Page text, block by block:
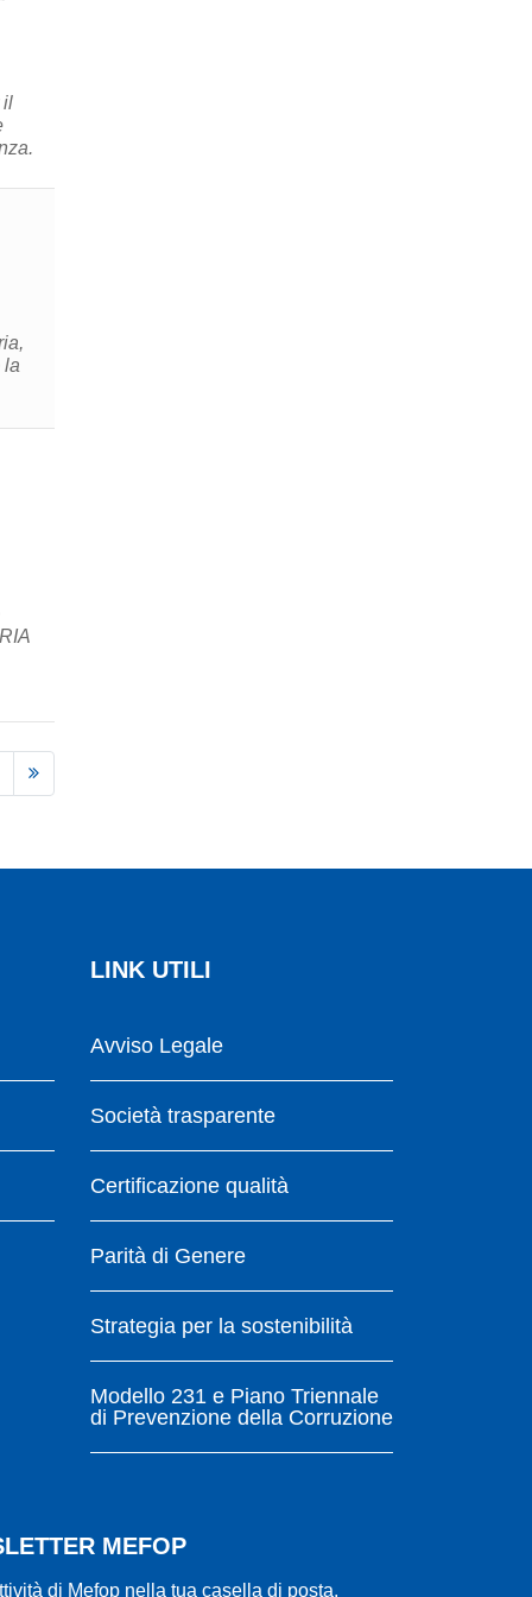
il
la
LINK UTILI
Avviso Legale
Società trasparente
Certificazione qualità
Parità di Genere
Strategia per la sostenibilità
Modello 231 e Piano Triennale
di Prevenzione della Corruzione
MEFOP
di Mefop nella tua casella di posta.